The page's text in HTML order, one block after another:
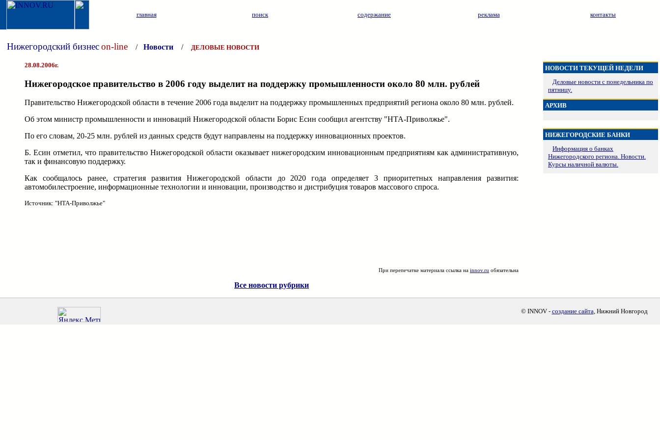
главная поиск содержание реклама контакты
Нижегородский бизнесon-line / Новости / ДЕЛОВЫЕ НОВОСТИ
28.08.2006г.
Нижегородское правительство в 2006 году выделит на поддержку промышленности около 80 млн. рублей
Правительство Нижегородской области в течение 2006 года выделит на поддержку промышленных предприятий региона около 80 млн. рублей.
Об этом министр промышленности и инноваций Нижегородской области Борис Есин сообщил агентству "НТА-Приволжье".
По его словам, 20-25 млн. рублей из данных средств будут направлены на поддержку инновационных проектов.
Б. Есин отметил, что правительство Нижегородской области оказывает нижегородским инновационным предприятиям как административную,
так и финансовую поддержку.
Как сообщалось ранее, стратегия развития Нижегородской области до 2020 года определяет 3 приоритетных направления развития:
автомобилестроение, информационные технологии и инновации, производство и дистрибуция товаров массового спроса.
Источник: "НТА-Приволжье"
При перепечатке материала ссылка на innov.ru обязательна
Все новости рубрики
НОВОСТИ ТЕКУЩЕЙ НЕДЕЛИ
Деловые новости с понедельника по
пятницу.
АРХИВ
НИЖЕГОРОДСКИЕ БАНКИ
Информация о банках
Нижегородского региона. Новости.
Курсы наличной валюты.
© INNOV - создание сайта, Нижний Новгород